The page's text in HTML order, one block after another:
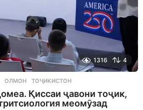
1316 4
,ОЛМОН ,ТОҶИКИСТОН
Қиссаи ҷавони тоҷик,
меомӯзад